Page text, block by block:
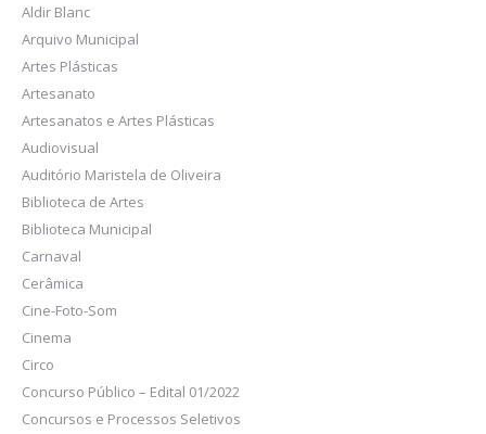
Aldir Blanc
Arquivo Municipal
Artes Plásticas
Artesanato
Artesanatos e Artes Plásticas
Audiovisual
Auditório Maristela de Oliveira
Biblioteca de Artes
Biblioteca Municipal
Carnaval
Cerâmica
Cine-Foto-Som
Cinema
Circo
Concurso Público – Edital 01/2022
Concursos e Processos Seletivos